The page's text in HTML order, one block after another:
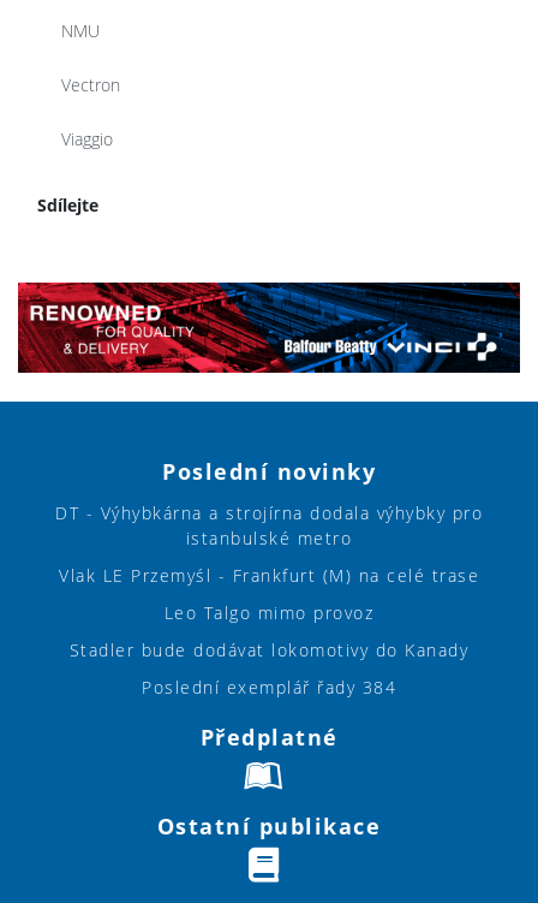
NMU
Vectron
Viaggio
Sdílejte
Poslední novinky
DT - Výhybkárna a strojírna dodala výhybky pro
istanbulské metro
Vlak LE Przemyśl - Frankfurt (M) na celé trase
Leo Talgo mimo provoz
Stadler bude dodávat lokomotivy do Kanady
Poslední exemplář řady 384
Předplatné
Ostatní publikace